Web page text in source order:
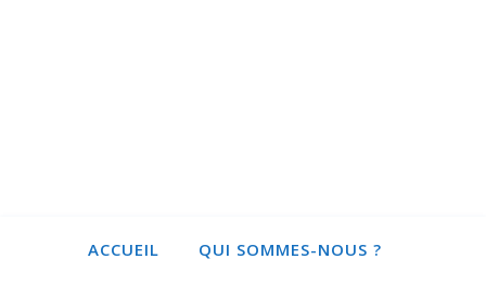
ACCUEIL QUI SOMMES-NOUS ?